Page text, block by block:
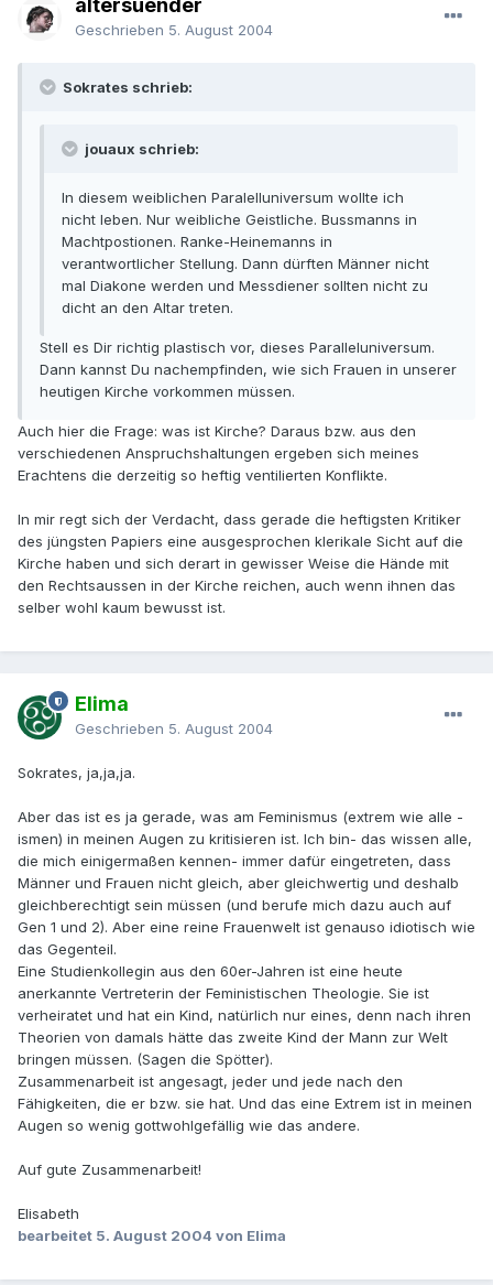
altersuender
Geschrieben 5. August 2004
Sokrates schrieb:
jouaux schrieb:
In diesem weiblichen Paralelluniversum wollte ich
nicht leben. Nur weibliche Geistliche. Bussmanns in
Machtpostionen. Ranke-Heinemanns in
verantwortlicher Stellung. Dann dürften Männer nicht
mal Diakone werden und Messdiener sollten nicht zu
dicht an den Altar treten.
Stell es Dir richtig plastisch vor, dieses Paralleluniversum.
Dann kannst Du nachempfinden, wie sich Frauen in unserer
heutigen Kirche vorkommen müssen.
Auch hier die Frage: was ist Kirche? Daraus bzw. aus den
verschiedenen Anspruchshaltungen ergeben sich meines
Erachtens die derzeitig so heftig ventilierten Konflikte.
In mir regt sich der Verdacht, dass gerade die heftigsten Kritiker
des jüngsten Papiers eine ausgesprochen klerikale Sicht auf die
Kirche haben und sich derart in gewisser Weise die Hände mit
den Rechtsaussen in der Kirche reichen, auch wenn ihnen das
selber wohl kaum bewusst ist.
Elima
Geschrieben 5. August 2004
Sokrates, ja,ja,ja.
Aber das ist es ja gerade, was am Feminismus (extrem wie alle -
ismen) in meinen Augen zu kritisieren ist. Ich bin- das wissen alle,
die mich einigermaßen kennen- immer dafür eingetreten, dass
Männer und Frauen nicht gleich, aber gleichwertig und deshalb
gleichberechtigt sein müssen (und berufe mich dazu auch auf
Gen 1 und 2). Aber eine reine Frauenwelt ist genauso idiotisch wie
das Gegenteil.
Eine Studienkollegin aus den 60er-Jahren ist eine heute
anerkannte Vertreterin der Feministischen Theologie. Sie ist
verheiratet und hat ein Kind, natürlich nur eines, denn nach ihren
Theorien von damals hätte das zweite Kind der Mann zur Welt
bringen müssen. (Sagen die Spötter).
Zusammenarbeit ist angesagt, jeder und jede nach den
Fähigkeiten, die er bzw. sie hat. Und das eine Extrem ist in meinen
Augen so wenig gottwohlgefällig wie das andere.
Auf gute Zusammenarbeit!
Elisabeth
bearbeitet 5. August 2004 von Elima